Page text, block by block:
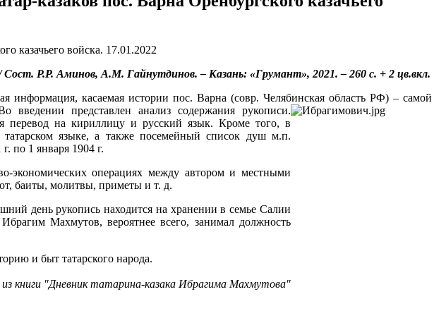
17.01.2022
Р.Р. Аминов, А.М. Гайнутдинов. – Казань: «Грумант», 2021. – 260 с. + 2 цв.вкл.
информация, касаемая истории пос. Варна (совр. Челябинская область РФ) – самой
введении представлен анализ содержания рукописи.
перевод на кириллицу и русский язык. Кроме того, в
языке, а также посемейный список душ м.п.
по 1 января 1904 г.
операциях между автором и местными
баиты, молитвы, приметы и т. д.
день рукопись находится на хранении в семье Салии
Махмутов, вероятнее всего, занимал должность
и быт татарского народа.
книги "Дневник татарина-казака Ибрагима Махмутова"